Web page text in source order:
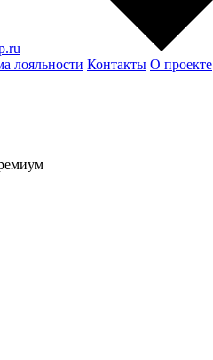
лояльности Контакты О проекте